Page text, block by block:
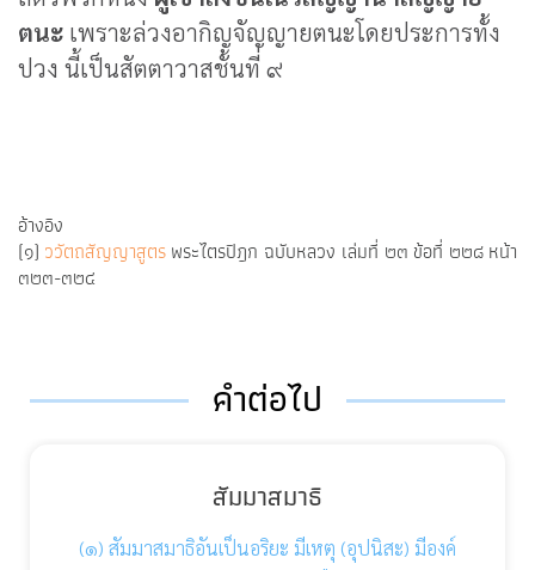
ตนะ เพราะล่วงอากิญจัญญายตนะโดยประการทั้ง
ปวง นี้เป็นสัตตาวาสชั้นที่ ๙
อ้างอิง
(๑) ววัตถสัญญาสูตร พระไตรปิฎก ฉบับหลวง เล่มที่ ๒๓ ข้อที่ ๒๒๘ หน้า
๓๒๓-๓๒๔
คำต่อไป
สัมมาสมาธิ
(๑) สัมมาสมาธิอันเป็นอริยะ มีเหตุ (อุปนิสะ) มีองค์